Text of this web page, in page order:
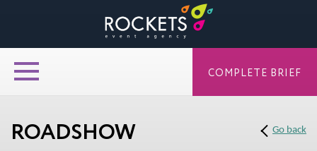
ROADSHOW Go back
COMPLETE BRIEF